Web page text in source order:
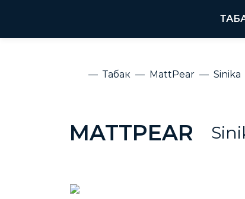
Табак MattPear Sinika
MATTPEAR